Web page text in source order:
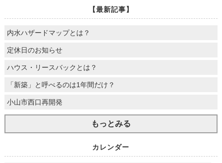
【最新記事】
内水ハザードマップとは？
定休日のお知らせ
ハウス・リースバックとは？
「新築」と呼べるのは1年間だけ？
小山市西口再開発
もっとみる
カレンダー